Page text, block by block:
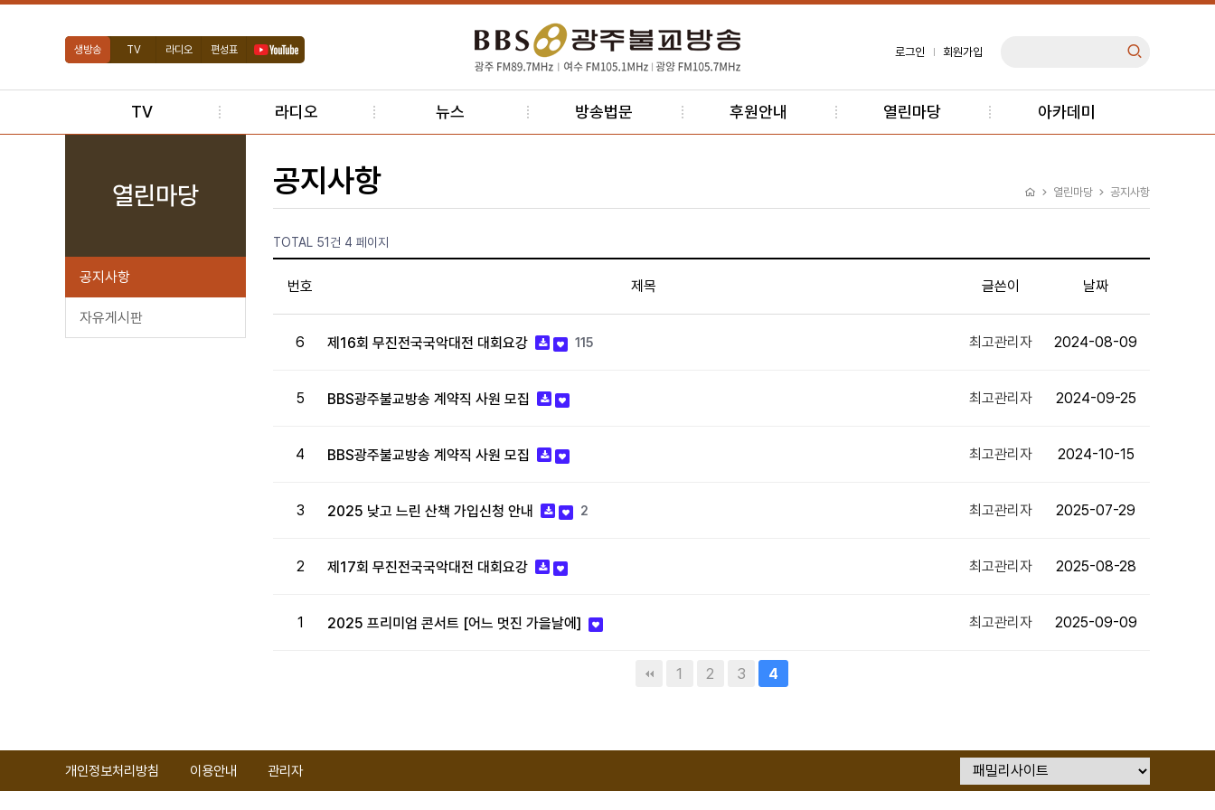
생방송 TV 라디오 편성표 로그인 회원가입
TV 라디오 뉴스 방송법문 후원안내 열린마당 아카데미
열린마당
공지사항
자유게시판
공지사항 열린마당 공지사항
TOTAL 51건 4 페이지
번호 제목 글쓴이 날짜
6 제16회 무진전국국악대전 대회요강 115 최고관리자 2024-08-09
5 BBS광주불교방송 계약직 사원 모집 최고관리자 2024-09-25
4 BBS광주불교방송 계약직 사원 모집 최고관리자 2024-10-15
3 2025 낮고 느린 산책 가입신청 안내 2 최고관리자 2025-07-29
2 제17회 무진전국국악대전 대회요강 최고관리자 2025-08-28
1 2025 프리미엄 콘서트 [어느 멋진 가을날에] 최고관리자 2025-09-09
1 2 3 4
개인정보처리방침 이용안내 관리자